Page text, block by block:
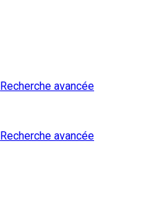
Recherche avancée
Recherche avancée